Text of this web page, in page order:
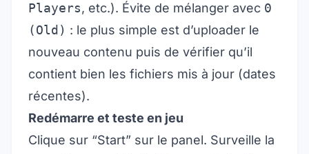
Players, etc.). Évite de mélanger avec 0
(Old) : le plus simple est d’uploader le
nouveau contenu puis de vérifier qu’il
contient bien les fichiers mis à jour (dates
récentes).
Redémarre et teste en jeu
Clique sur “Start” sur le panel. Surveille la